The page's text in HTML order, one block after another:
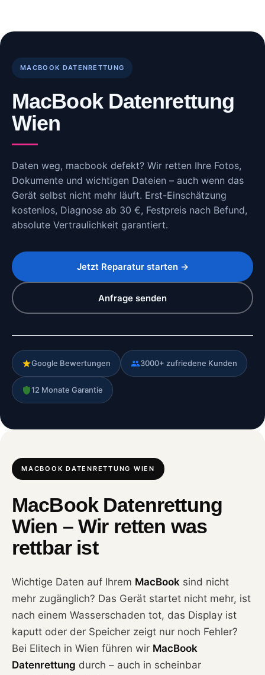
content
MACBOOK DATENRETTUNG
MacBook Datenrettung
Wien
Daten weg, macbook defekt? Wir retten Ihre Fotos,
Dokumente und wichtigen Dateien – auch wenn das
Gerät selbst nicht mehr läuft. Erst-Einschätzung
kostenlos, Diagnose ab 30 €, Festpreis nach Befund,
absolute Vertraulichkeit garantiert.
Jetzt Reparatur starten →
Anfrage senden
Google Bewertungen 3000+ zufriedene Kunden
12 Monate Garantie
MACBOOK DATENRETTUNG WIEN
MacBook Datenrettung
Wien – Wir retten was
rettbar ist
Wichtige Daten auf Ihrem MacBook sind nicht
mehr zugänglich? Das Gerät startet nicht mehr, ist
nach einem Wasserschaden tot, das Display ist
kaputt oder der Speicher zeigt nur noch Fehler?
Bei Elitech in Wien führen wir MacBook
Datenrettung durch – auch in scheinbar